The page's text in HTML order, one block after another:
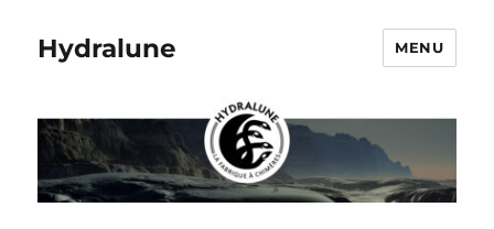
Hydralune MENU